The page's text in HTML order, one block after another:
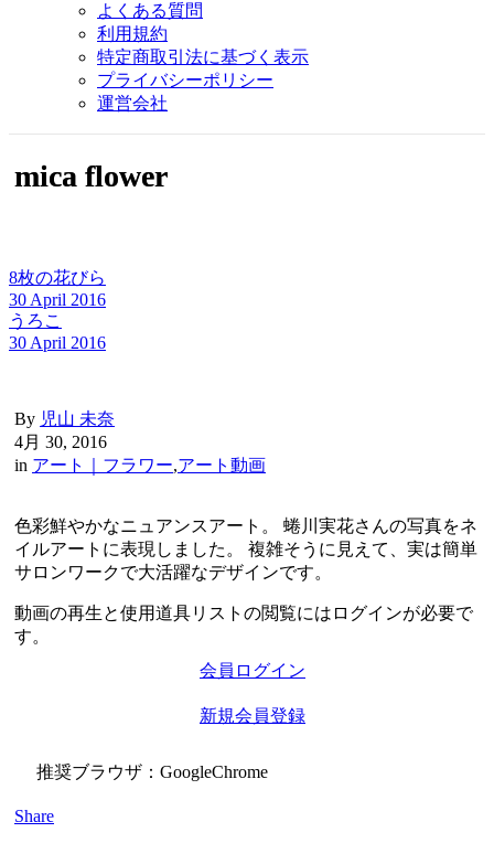
よくある質問
利用規約
特定商取引法に基づく表示
プライバシーポリシー
運営会社
mica flower
8枚の花びら
30 April 2016
うろこ
30 April 2016
By 児山 未奈
4月 30, 2016
in アート｜フラワー,アート動画
色彩鮮やかなニュアンスアート。 蜷川実花さんの写真をネ
イルアートに表現しました。 複雑そうに見えて、実は簡単
サロンワークで大活躍なデザインです。
動画の再生と使用道具リストの閲覧にはログインが必要で
す。
会員ログイン
新規会員登録
推奨ブラウザ：GoogleChrome
Share